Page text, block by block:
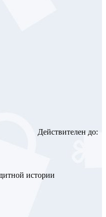
Действителен до:
истории